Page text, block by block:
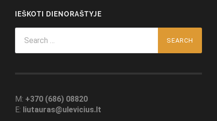
IEŠKOTI DIENORAŠTYJE
for:
M: +370 (686) 08820
E: liutauras@ulevicius.lt